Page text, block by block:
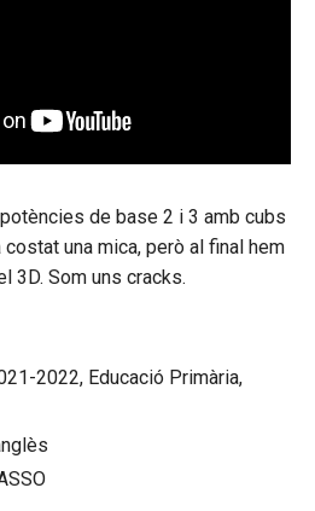
de base 2 i 3 amb cubs
una mica, però al final hem
3D. Som uns cracks.
2022, Educació Primària,